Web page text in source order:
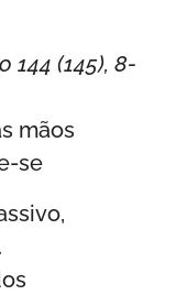
144 (145), 8-
mãos
se